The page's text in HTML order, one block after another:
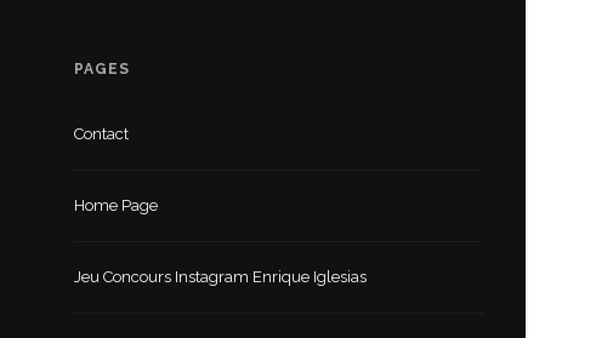
PAGES
Contact
Home Page
Jeu Concours Instagram Enrique Iglesias